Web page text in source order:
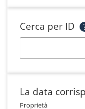
Cerca per ID
La data
Proprietà